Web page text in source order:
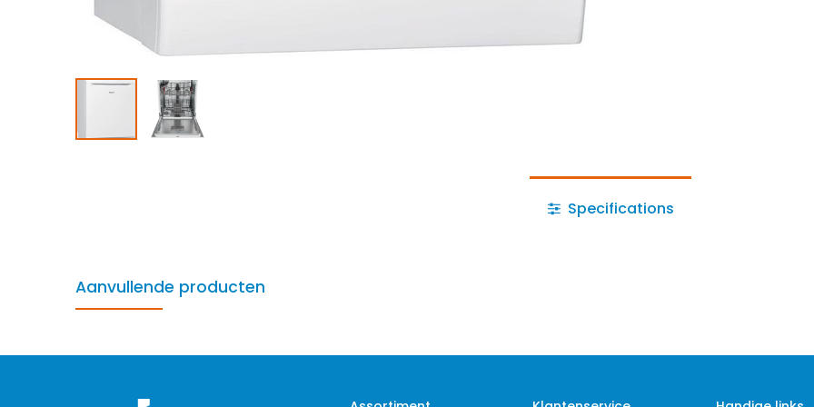
Specifications
Aanvullende producten